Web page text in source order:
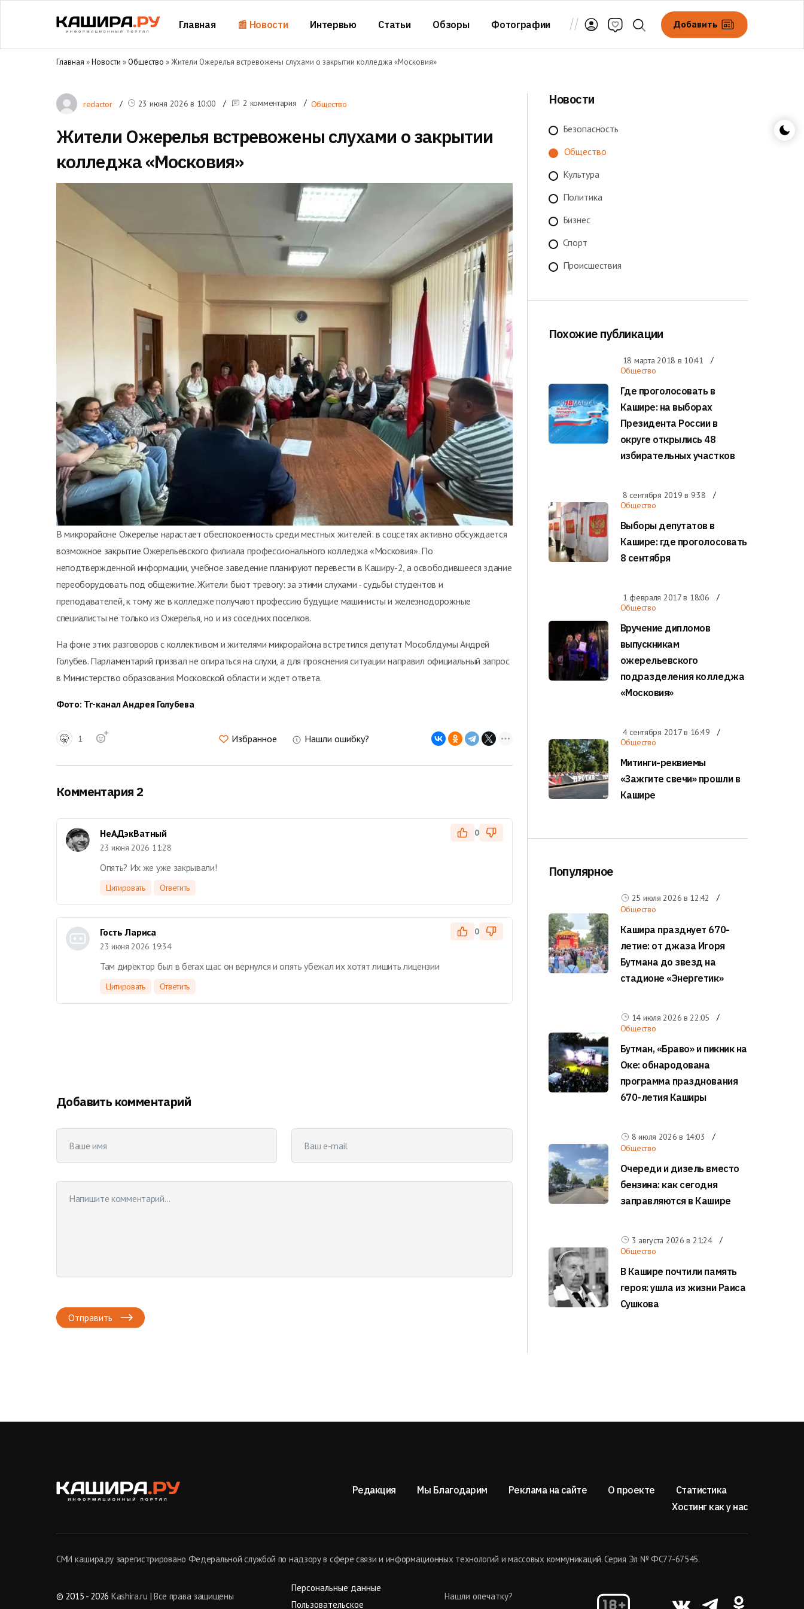
Главная 📰 Новости Интервью Статьи Обзоры Фотографии Добавить
Главная »Новости »Общество » Жители Ожерелья встревожены слухами о закрытии колледжа «Московия»
redactor 23 июня 2026 в 10:00 2 комментария Общество
Жители Ожерелья встревожены слухами о закрытии
колледжа «Московия»
В микрорайоне Ожерелье нарастает обеспокоенность среди местных жителей: в соцсетях активно обсуждается
возможное закрытие Ожерельевского филиала профессионального колледжа «Московия». По
неподтвержденной информации, учебное заведение планируют перевести в Каширу-2, а освободившееся здание
переоборудовать под общежитие. Жители бьют тревогу: за этими слухами - судьбы студентов и
преподавателей, к тому же в колледже получают профессию будущие машинисты и железнодорожные
специалисты не только из Ожерелья, но и из соседних поселков.
На фоне этих разговоров с коллективом и жителями микрорайона встретился депутат Мособлдумы Андрей
Голубев. Парламентарий призвал не опираться на слухи, а для прояснения ситуации направил официальный запрос
в Министерство образования Московской области и ждет ответа.
Фото: Тг-канал Андрея Голубева
🤫 1 Избранное Нашли ошибку?
Комментария 2
НеАДэкВатный
23 июня 2026 11:28
0
Опять? Их же уже закрывали!
Цитировать Ответить
Гость Лариса
23 июня 2026 19:34
0
Там директор был в бегах щас он вернулся и опять убежал их хотят лишить лицензии
Цитировать Ответить
Добавить комментарий
Отправить
Новости
Безопасность
Общество
Культура
Политика
Бизнес
Спорт
Происшествия
Похожие публикации
18 марта 2018 в 10:41
Общество
Где проголосовать в
Кашире: на выборах
Президента России в
округе открылись 48
избирательных участков
8 сентября 2019 в 9:38
Общество
Выборы депутатов в
Кашире: где проголосовать
8 сентября
1 февраля 2017 в 18:06
Общество
Вручение дипломов
выпускникам
ожерельевского
подразделения колледжа
«Московия»
4 сентября 2017 в 16:49
Общество
Митинги-реквиемы
«Зажгите свечи» прошли в
Кашире
Популярное
25 июля 2026 в 12:42
Общество
Кашира празднует 670-
летие: от джаза Игоря
Бутмана до звезд на
стадионе «Энергетик»
14 июля 2026 в 22:05
Общество
Бутман, «Браво» и пикник на
Оке: обнародована
программа празднования
670-летия Каширы
8 июля 2026 в 14:03
Общество
Очереди и дизель вместо
бензина: как сегодня
заправляются в Кашире
3 августа 2026 в 21:24
Общество
В Кашире почтили память
героя: ушла из жизни Раиса
Сушкова
Редакция Мы Благодарим Реклама на сайте О проекте
Статистика
Хостинг как у нас
СМИ кашира.ру зарегистрировано Федеральной службой по надзору в сфере связи и информационных технологий и массовых коммуникаций. Серия Эл № ФС77-67545.
© 2015 - 2026 Kashira.ru | Все права защищены
Персональные данные
Пользовательское
Нашли опечатку?